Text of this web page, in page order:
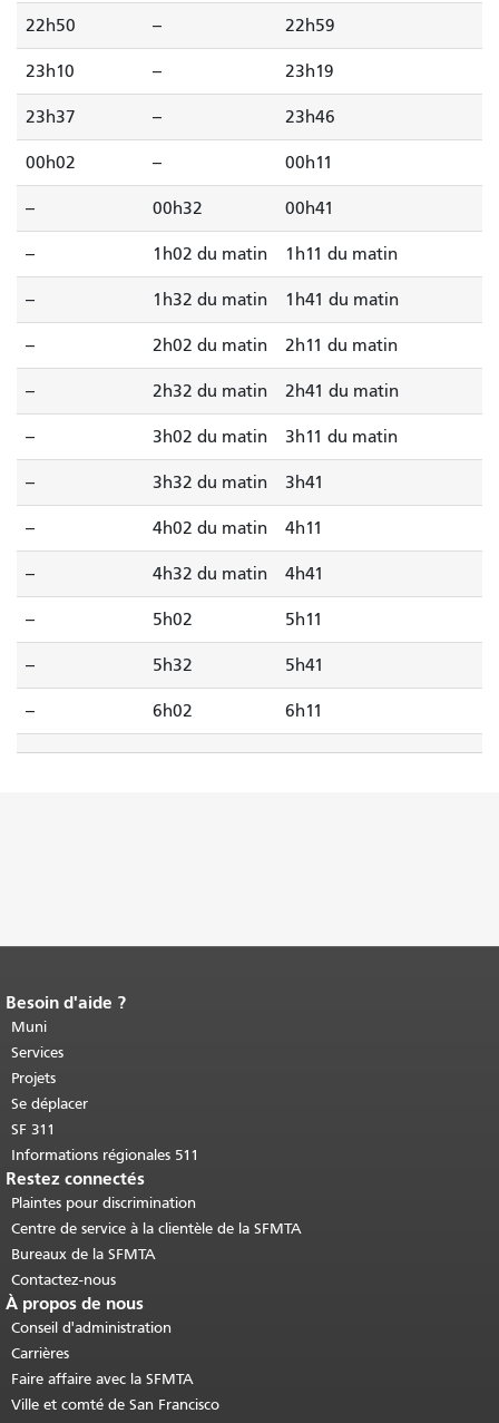
22h50 -- 22h59
23h10 -- 23h19
23h37 -- 23h46
00h02 -- 00h11
-- 00h32 00h41
-- 1h02 du matin 1h11 du matin
-- 1h32 du matin 1h41 du matin
-- 2h02 du matin 2h11 du matin
-- 2h32 du matin 2h41 du matin
-- 3h02 du matin 3h11 du matin
-- 3h32 du matin 3h41
-- 4h02 du matin 4h11
-- 4h32 du matin 4h41
-- 5h02 5h11
-- 5h32 5h41
-- 6h02 6h11
Fin du contenu de la page.
cette page se répète sur chaque page.
Retour au haut du contenu principal
Besoin d'aide ?
Muni
Services
Projets
Se déplacer
SF 311
Informations régionales 511
Restez connectés
Plaintes pour discrimination
Centre de service à la clientèle de la SFMTA
Bureaux de la SFMTA
Contactez-nous
À propos de nous
Conseil d'administration
Carrières
Faire affaire avec la SFMTA
Ville et comté de San Francisco